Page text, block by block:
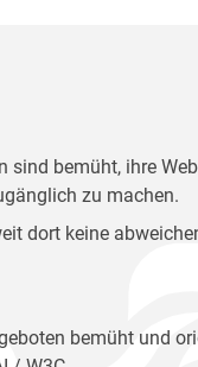
sind bemüht, ihre
zu machen.
dort keine
bemüht und